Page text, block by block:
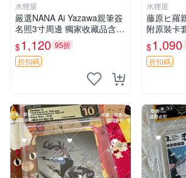
水狸屋
嚴選NANA Ai Yazawa親筆簽
名照3寸周邊 獨家收藏品含卡
磚 日版中古 默認初瑕 周邊
照片 署名
$1,120 95折
折扣碼
水狸屋
藤原ヒ羅
附原裝卡
輕瑕 會
邊 卡套 3
$1,090
折扣碼